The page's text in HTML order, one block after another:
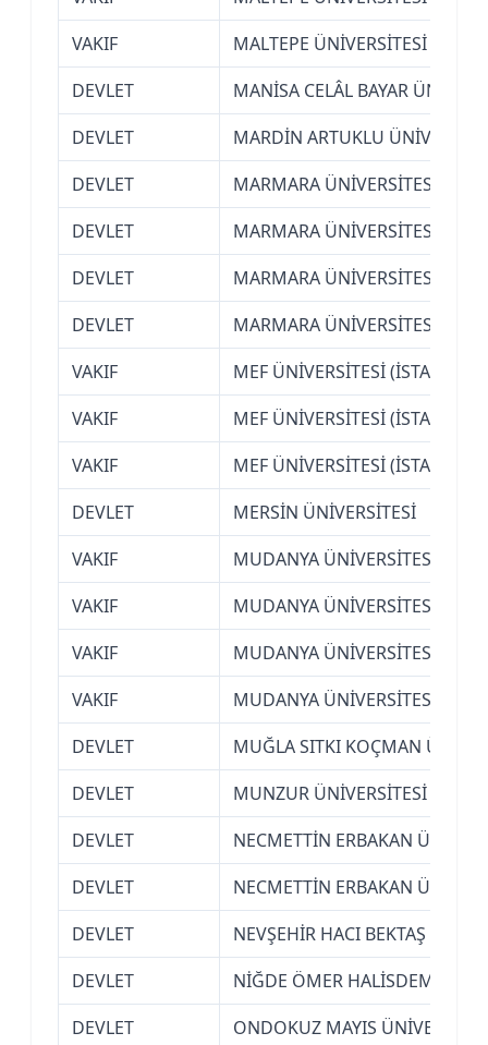
VAKIF
MALTEPE ÜNİVERSİTESİ
DEVLET
MANİSA CELÂL BAYAR
DEVLET
MARDİN ARTUKLU
DEVLET
MARMARA ÜNİVERSİTESİ
DEVLET
MARMARA ÜNİVERSİTESİ
DEVLET
MARMARA ÜNİVERSİTESİ
DEVLET
MARMARA ÜNİVERSİTESİ
VAKIF
MEF ÜNİVERSİTESİ (İSTANBUL)
VAKIF
MEF ÜNİVERSİTESİ (İSTANBUL)
VAKIF
MEF ÜNİVERSİTESİ (İSTANBUL)
DEVLET
MERSİN ÜNİVERSİTESİ
VAKIF
MUDANYA ÜNİVERSİTESİ
VAKIF
MUDANYA ÜNİVERSİTESİ
VAKIF
MUDANYA ÜNİVERSİTESİ
VAKIF
MUDANYA ÜNİVERSİTESİ
DEVLET
MUĞLA SITKI KOÇMAN
DEVLET
MUNZUR ÜNİVERSİTESİ
DEVLET
NECMETTİN ERBAKAN
DEVLET
NECMETTİN ERBAKAN
DEVLET
NEVŞEHİR HACI BEKTAŞ VELİ
DEVLET
NİĞDE ÖMER HALİSDEMİR
DEVLET
ONDOKUZ MAYIS